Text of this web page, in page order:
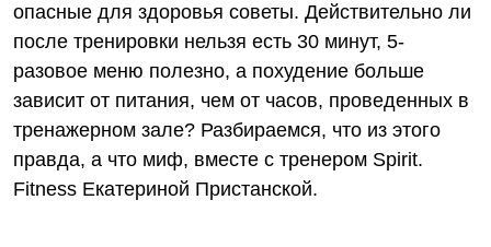
опасные для здоровья советы. Действительно ли
после тренировки нельзя есть 30 минут, 5-
разовое меню полезно, а похудение больше
зависит от питания, чем от часов, проведенных в
тренажерном зале? Разбираемся, что из этого
правда, а что миф, вместе с тренером Spirit.
Fitness Екатериной Пристанской.